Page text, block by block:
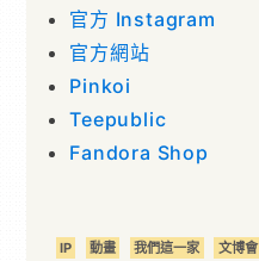
官方 Instagram
官方網站
Pinkoi
Teepublic
Fandora Shop
IP 動畫 我們這一家 文博會